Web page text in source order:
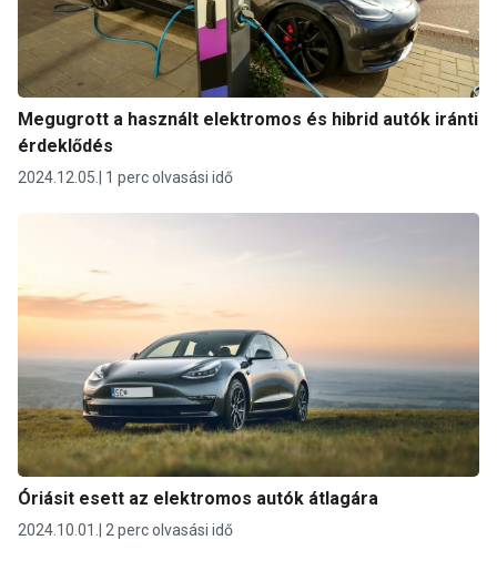
Megugrott a használt elektromos és hibrid autók iránti
érdeklődés
2024.12.05. 1 perc olvasási idő
Óriásit esett az elektromos autók átlagára
2024.10.01. 2 perc olvasási idő